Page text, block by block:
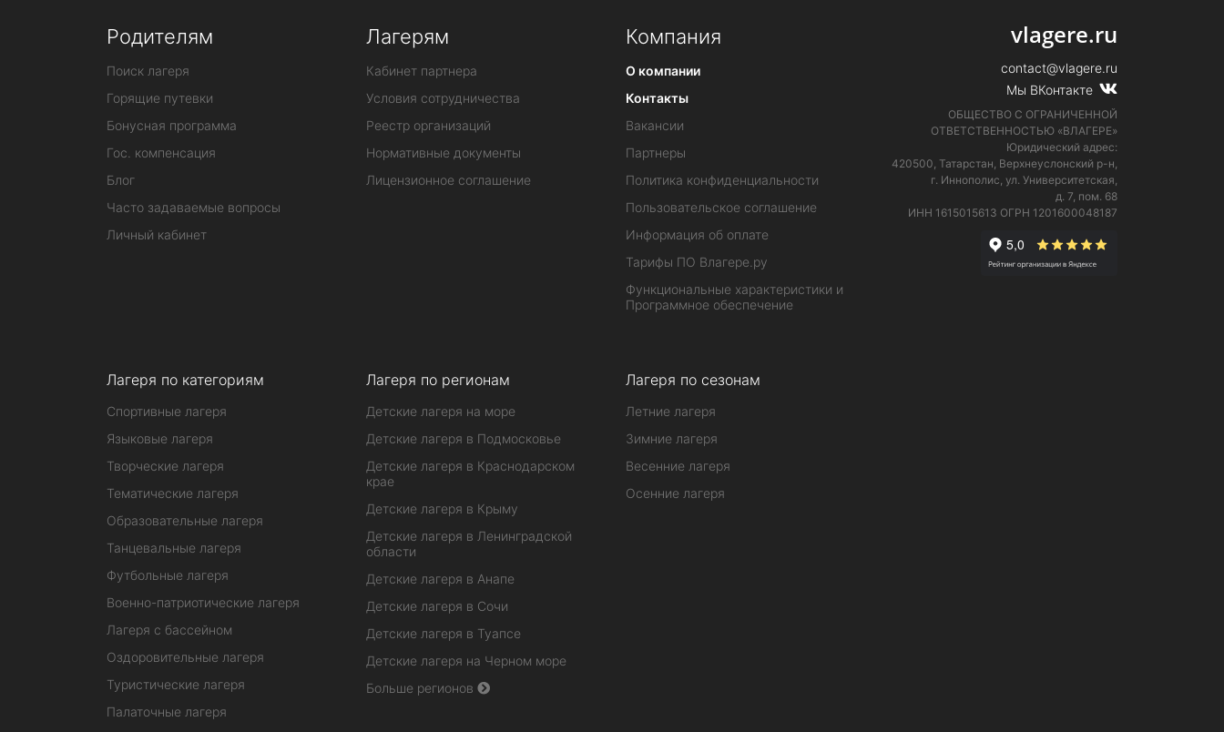
Родителям
Поиск лагеря
Горящие путевки
Бонусная программа
Гос. компенсация
Блог
Часто задаваемые вопросы
Личный кабинет
Лагерям
Кабинет партнера
Условия сотрудничества
Реестр организаций
Нормативные документы
Лицензионное соглашение
Компания
О компании
Контакты
Вакансии
Партнеры
Политика конфиденциальности
Пользовательское соглашение
Информация об оплате
Тарифы ПО Влагере.ру
Функциональные характеристики и
Программное обеспечение
Лагеря по категориям
Спортивные лагеря
Языковые лагеря
Творческие лагеря
Тематические лагеря
Образовательные лагеря
Танцевальные лагеря
Футбольные лагеря
Военно-патриотические лагеря
Лагеря с бассейном
Оздоровительные лагеря
Туристические лагеря
Палаточные лагеря
Лагеря по регионам
Детские лагеря на море
Детские лагеря в Подмосковье
Детские лагеря в Краснодарском
крае
Детские лагеря в Крыму
Детские лагеря в Ленинградской
области
Детские лагеря в Анапе
Детские лагеря в Сочи
Детские лагеря в Туапсе
Детские лагеря на Черном море
Больше регионов
Лагеря по сезонам
Летние лагеря
Зимние лагеря
Весенние лагеря
Осенние лагеря
vlagere.ru
contact@vlagere.ru
Мы ВКонтакте
ОБЩЕСТВО С ОГРАНИЧЕННОЙ
ОТВЕТСТВЕННОСТЬЮ «ВЛАГЕРЕ»
Юридический адрес:
420500, Татарстан, Верхнеуслонский р-н,
г. Иннополис, ул. Университетская,
д. 7, пом. 68
ИНН 1615015613 ОГРН 1201600048187